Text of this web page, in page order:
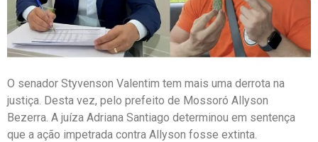
O senador Styvenson Valentim tem mais uma derrota na
justiça. Desta vez, pelo prefeito de Mossoró Allyson
Bezerra. A juíza Adriana Santiago determinou em sentença
que a ação impetrada contra Allyson fosse extinta.